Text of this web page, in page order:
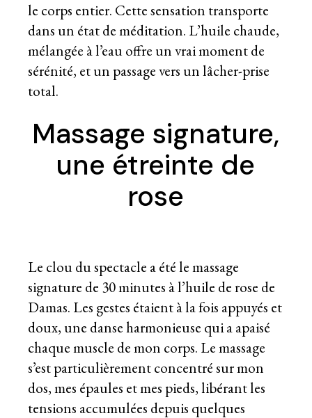
le corps entier. Cette sensation transporte
dans un état de méditation. L’huile chaude,
mélangée à l’eau offre un vrai moment de
sérénité, et un passage vers un lâcher-prise
total.
Massage signature,
une étreinte de
rose
Le clou du spectacle a été le massage
signature de 30 minutes à l’huile de rose de
Damas. Les gestes étaient à la fois appuyés et
doux, une danse harmonieuse qui a apaisé
chaque muscle de mon corps. Le massage
s’est particulièrement concentré sur mon
dos, mes épaules et mes pieds, libérant les
tensions accumulées depuis quelques